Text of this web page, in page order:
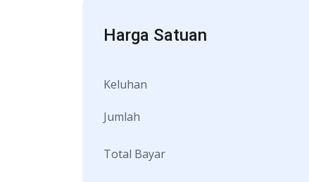
Harga Satuan
Keluhan
Jumlah
Total Bayar